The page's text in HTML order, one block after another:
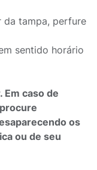
da tampa, perfure
sentido horário
Em caso de
os
ou de seu